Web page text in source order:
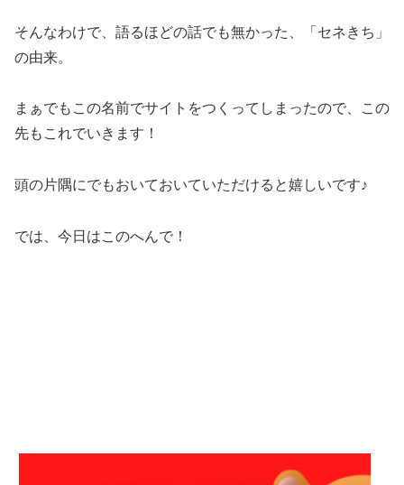
そんなわけで、語るほどの話でも無かった、「セネきち」
の由来。
まぁでもこの名前でサイトをつくってしまったので、この
先もこれでいきます！
頭の片隅にでもおいておいていただけると嬉しいです♪
では、今日はこのへんで！